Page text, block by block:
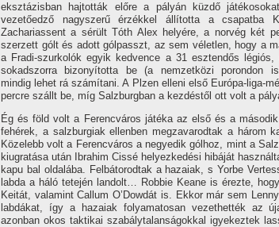
eksztázisban hajtották előre a pályán küzdő
vezetőedző nagyszerű érzékkel állította a csapatba
Zachariassent a sérült Tóth Alex helyére, a norvég két
szerzett gólt és adott gólpasszt, az sem véletlen, hogy a
a Fradi-szurkolók egyik kedvence a 31 esztendős légiós,
sokadszorra bizonyította be (a nemzetközi porondon
mindig lehet rá számítani. A Plzen elleni első Európa-liga-
percre szállt be, míg Salzburgban a kezdéstől ott volt a
Ég és föld volt a Ferencváros játéka az első és a
fehérek, a salzburgiak ellenben megzavarodtak a három
Közelebb volt a Ferencváros a negyedik gólhoz, mint a
kiugratása után Ibrahim Cissé helyezkedési hibáját
kapu bal oldalába. Felbátorodtak a hazaiak, s Yorbe
labda a háló tetején landolt… Robbie Keane is érezte,
Keitát, valamint Callum O’Dowdát is. Ekkor már sem
labdákat, így a hazaiak folyamatosan vezethették az
azonban okos taktikai szabálytalanságokkal igyekeztek